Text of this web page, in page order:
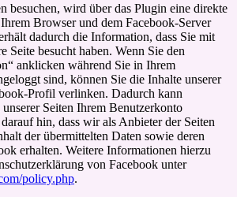
besuchen, wird über das Plugin eine direkte
Browser und dem Facebook-Server
dadurch die Information, dass Sie mit
Seite besucht haben. Wenn Sie den
anklicken während Sie in Ihrem
sind, können Sie die Inhalte unserer
Profil verlinken. Dadurch kann
Seiten Ihrem Benutzerkonto
hin, dass wir als Anbieter der Seiten
der übermittelten Daten sowie deren
erhalten. Weitere Informationen hierzu
von Facebook unter
policy.php.